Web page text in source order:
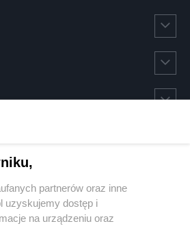
partnerów oraz inne
uzyskujemy dostęp i
na urządzeniu oraz